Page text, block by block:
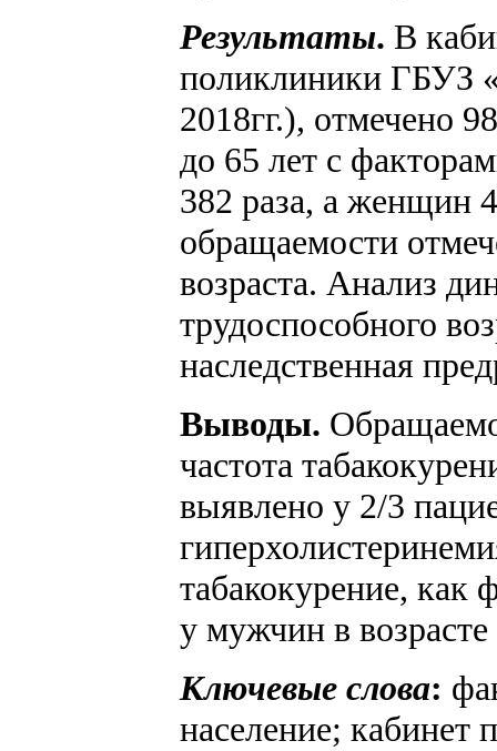
Результаты. В
поликлиники ГБУЗ
2018гг.), отмечено
до 65 лет с
382 раза, а женщин
обращаемости
возраста. Анализ
трудоспособного
наследственная
Выводы.
частота
выявлено у 2/3
табакокурение, как
у мужчин в
Ключевые слова:
население; кабинет